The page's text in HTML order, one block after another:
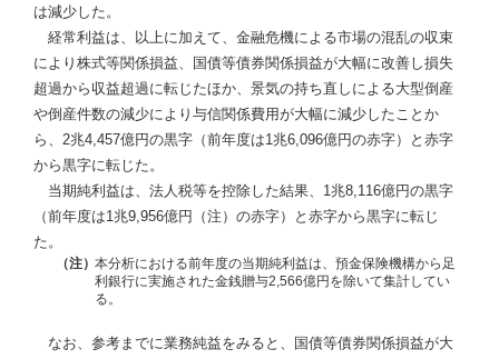
は減少した。
経常利益は、以上に加えて、金融危機による市場の混乱の収束
により株式等関係損益、国債等債券関係損益が大幅に改善し損失
超過から収益超過に転じたほか、景気の持ち直しによる大型倒産
や倒産件数の減少により与信関係費用が大幅に減少したことか
ら、2兆4,457億円の黒字（前年度は1兆6,096億円の赤字）と赤字
から黒字に転じた。
当期純利益は、法人税等を控除した結果、1兆8,116億円の黒字
（前年度は1兆9,956億円（注）の赤字）と赤字から黒字に転じ
た。
（注）本分析における前年度の当期純利益は、預金保険機構から足
利銀行に実施された金銭贈与2,566億円を除いて集計してい
る。
なお、参考までに業務純益をみると、国債等債券関係損益が大